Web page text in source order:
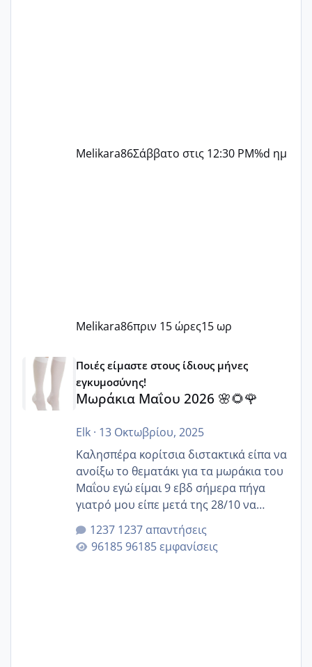
Melikara86Σάββατο στις 12:30 PM%d ημ
Melikara86πριν 15 ώρες15 ωρ
Μωράκια Μαΐου 2026 🌸🌻🌹
Ποιές είμαστε στους ίδιους μήνες
εγκυμοσύνης!
Μωράκια Μαΐου 2026 🌸🌻🌹
Elk· 13 Οκτωβρίου, 2025
Καλησπέρα κορίτσια διστακτικά είπα να
ανοίξω το θεματάκι για τα μωράκια του
Μαΐου εγώ είμαι 9 εβδ σήμερα πήγα
γιατρό μου είπε μετά της 28/10 να
κλείσω ραντεβού για την αυχενική είναι
καμιά άλλη κοπέλα να γεννάει Μάιο ;;
1237 απαντήσεις
96185 εμφανίσεις